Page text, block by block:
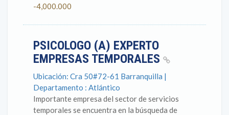
-4,000.000
PSICOLOGO (A) EXPERTO
EMPRESAS TEMPORALES
Ubicación: Cra 50#72-61 Barranquilla |
Departamento : Atlántico
Importante empresa del sector de servicios
temporales se encuentra en la búsqueda de